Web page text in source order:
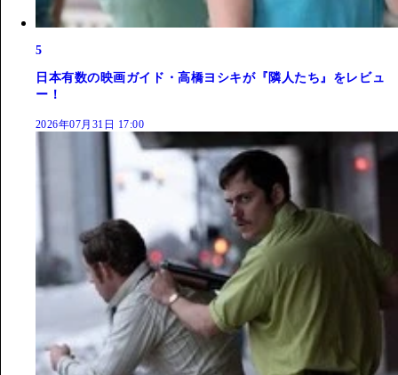
5
日本有数の映画ガイド・高橋ヨシキが『隣人たち』をレビュ
ー！
2026年07月31日 17:00